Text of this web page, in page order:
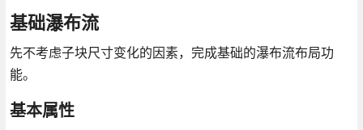
基础瀑布流
先不考虑子块尺寸变化的因素，完成基础的瀑布流布局功
能。
基本属性